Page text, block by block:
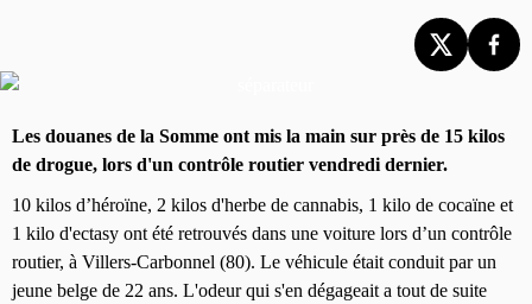
Les douanes de la Somme ont mis la main sur près de 15 kilos
de drogue, lors d'un contrôle routier vendredi dernier.
10 kilos d’héroïne, 2 kilos d'herbe de cannabis, 1 kilo de cocaïne et
1 kilo d'ectasy ont été retrouvés dans une voiture lors d’un contrôle
routier, à Villers-Carbonnel (80). Le véhicule était conduit par un
jeune belge de 22 ans. L'odeur qui s'en dégageait a tout de suite